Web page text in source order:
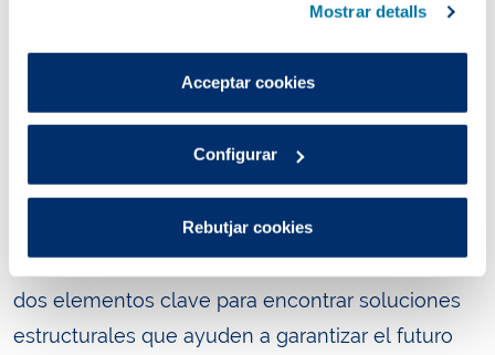
que són indispensables perquè el lloc web funcioni i que,
per tant, no es poden desactivar.
Pots consultar més informació a la nostra
Mostrar detalls
Acceptar cookies
Configurar
Rebutjar cookies
Inversiones para acabar con la sequía
La colaboración público-privada y el diálogo son
dos elementos clave para encontrar soluciones
estructurales que ayuden a garantizar el futuro